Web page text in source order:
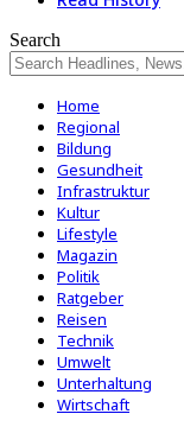
Search
Home
Regional
Bildung
Gesundheit
Infrastruktur
Kultur
Lifestyle
Magazin
Politik
Ratgeber
Reisen
Technik
Umwelt
Unterhaltung
Wirtschaft